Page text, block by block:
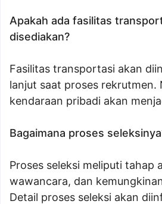
Apakah ada fasilitas
disediakan?
Fasilitas transportasi akan
lanjut saat proses rekrutmen.
kendaraan pribadi akan
Bagaimana proses
Proses seleksi meliputi tahap
wawancara, dan
Detail proses seleksi akan